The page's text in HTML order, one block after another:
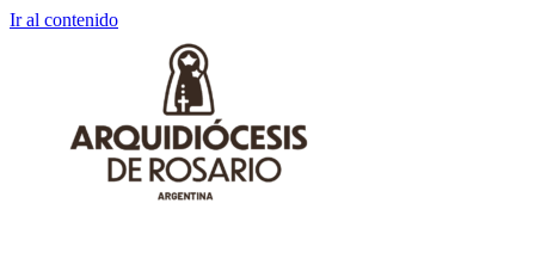
Ir al contenido